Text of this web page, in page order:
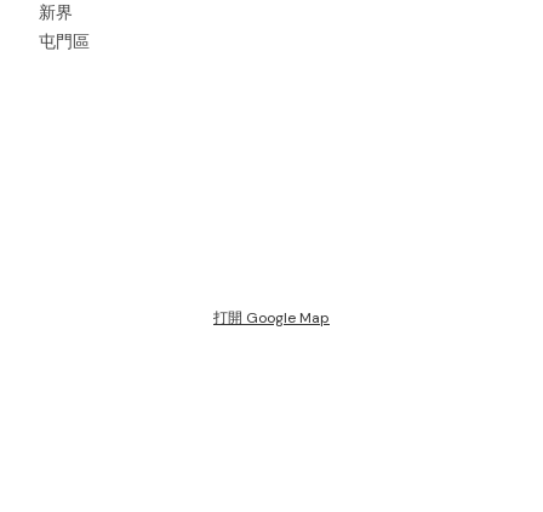
新界
屯門區
打開 Google Map